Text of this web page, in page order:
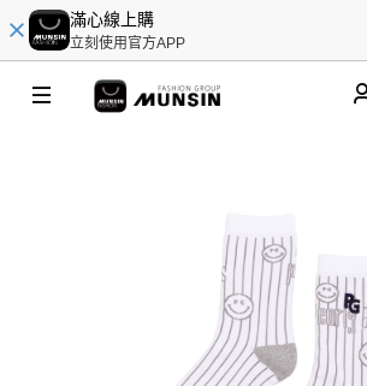
滿心線上購
立刻使用官方APP